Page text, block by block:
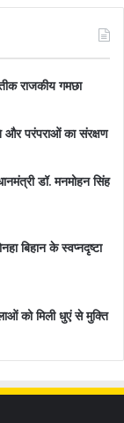
राजकीय गमछा
परंपराओं का संरक्षण
डॉ. मनमोहन सिंह
बिहान के स्वप्नदृष्टा
को मिली धुएं से मुक्ति